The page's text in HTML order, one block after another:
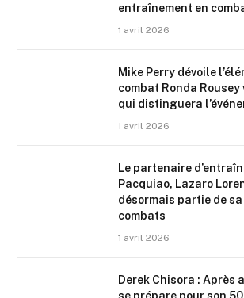
entraînement en
1 avril 2026
Mike Perry dévoile
combat Ronda Rousey
qui distinguera
1 avril 2026
Le partenaire
Pacquiao, Lazaro
désormais partie de sa
combats
1 avril 2026
Derek Chisora : Après
se prépare pour son